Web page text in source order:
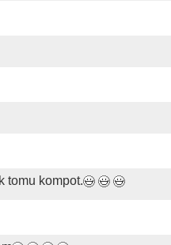
tomu kompot.